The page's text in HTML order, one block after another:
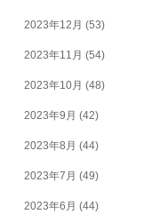
2023年12月 (53)
2023年11月 (54)
2023年10月 (48)
2023年9月 (42)
2023年8月 (44)
2023年7月 (49)
2023年6月 (44)